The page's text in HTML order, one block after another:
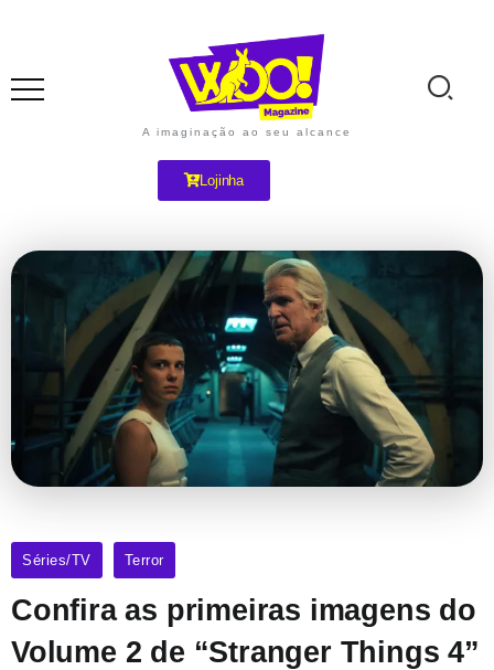
A imaginação ao seu alcance
Lojinha
Séries/TV Terror
Confira as primeiras imagens do
Volume 2 de “Stranger Things 4”